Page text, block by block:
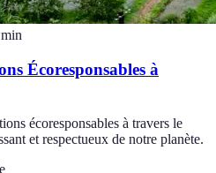
min
Écoresponsables à
écoresponsables à travers le
et respectueux de notre planète.